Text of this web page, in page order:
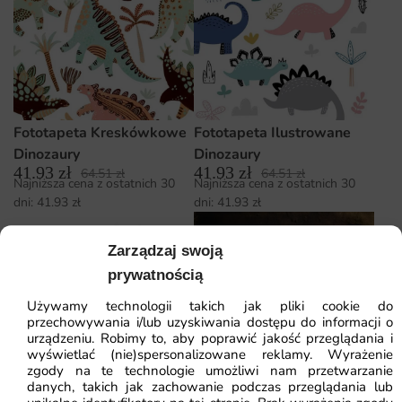
Zarządzaj swoją
prywatnością
Używamy technologii takich jak pliki cookie do
przechowywania i/lub uzyskiwania dostępu do informacji o
urządzeniu. Robimy to, aby poprawić jakość przeglądania i
wyświetlać (nie)spersonalizowane reklamy. Wyrażenie
zgody na te technologie umożliwi nam przetwarzanie
danych, takich jak zachowanie podczas przeglądania lub
Fototapeta Kreskówkowe
Dinozaury
41.93 zł 64.51zł
Najniższa cena z ostatnich 30
dni: 41.93 zł
Fototapeta Ilustrowane
Dinozaury
41.93 zł 64.51zł
Najniższa cena z ostatnich 30
dni: 41.93 zł
Fototapeta Ilustracja Mały
Dinozaur
41.93zł 64.51zł
Najniższa cena z ostatnich 30
Fototapeta Skamielina
Dinozaura
41.93zł 64.51
Najniższa cena z ostatnich 30
dni:41.93zł